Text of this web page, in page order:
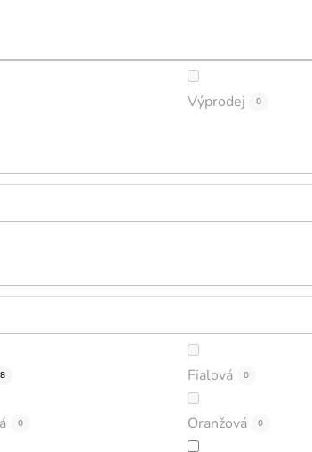
Výprodej 0
8 Fialová 0
0 Oranžová 0